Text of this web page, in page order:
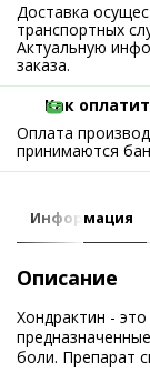
Доставка
транспортных
Актуальную
заказа.
Как
Оплата
принимаются
Информация
Описание
Хондрактин -
боли. Препарат